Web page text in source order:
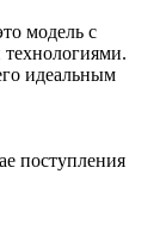
модель с
идеальным
поступления